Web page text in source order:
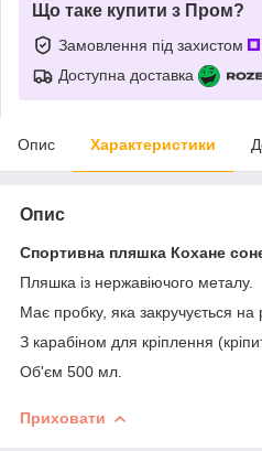
Що таке купити з Пром?
Замовлення під захистом
Доступна доставка
Опис Характеристики
Опис
Спортивна пляшка Кохане
Пляшка із нержавіючого металу.
Має пробку, яка закручується на
З карабіном для кріплення
Об'єм 500 мл.
Приховати